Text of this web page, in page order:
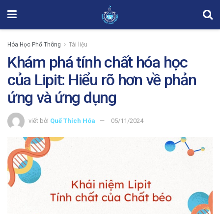
Hóa Học Phổ Thông Tài liệu
Khám phá tính chất hóa học
của Lipit: Hiểu rõ hơn về phản
ứng và ứng dụng
viết bởi Quế Thích Hóa 05/11/2024